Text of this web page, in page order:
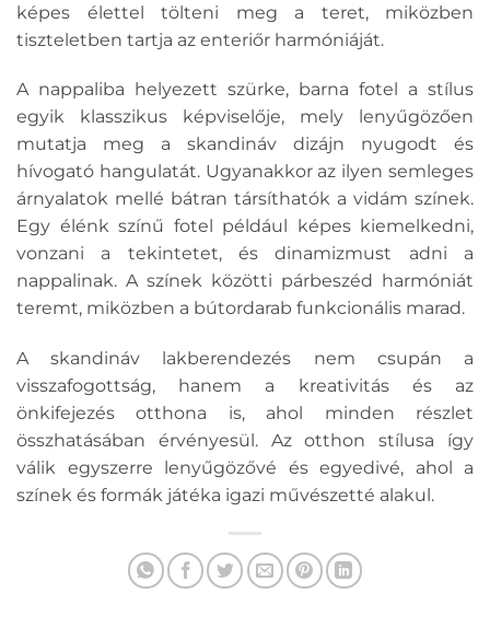
képes élettel tölteni meg a teret, miközben
tiszteletben tartja az enteriőr harmóniáját.
A nappaliba helyezett szürke, barna fotel a stílus
egyik klasszikus képviselője, mely lenyűgözően
mutatja meg a skandináv dizájn nyugodt és
hívogató hangulatát. Ugyanakkor az ilyen semleges
árnyalatok mellé bátran társíthatók a vidám színek.
Egy élénk színű fotel például képes kiemelkedni,
vonzani a tekintetet, és dinamizmust adni a
nappalinak. A színek közötti párbeszéd harmóniát
teremt, miközben a bútordarab funkcionális marad.
A skandináv lakberendezés nem csupán a
visszafogottság, hanem a kreativitás és az
önkifejezés otthona is, ahol minden részlet
összhatásában érvényesül. Az otthon stílusa így
válik egyszerre lenyűgözővé és egyedivé, ahol a
színek és formák játéka igazi művészetté alakul.